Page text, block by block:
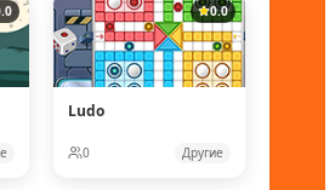
0.0
Ludo
0 Другие